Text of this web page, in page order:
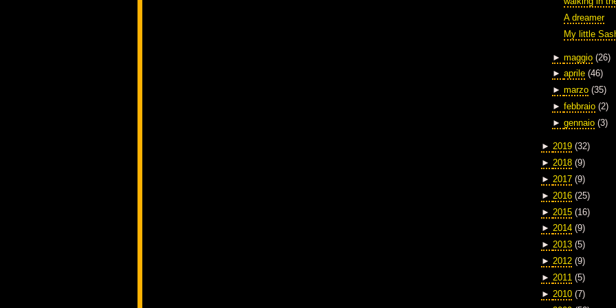
A dreamer
My little
► maggio (26)
► aprile (46)
► marzo (35)
► febbraio (2)
► gennaio (3)
► 2019 (32)
► 2018 (9)
► 2017 (9)
► 2016 (25)
► 2015 (16)
► 2014 (9)
► 2013 (5)
► 2012 (9)
► 2011 (5)
► 2010 (7)